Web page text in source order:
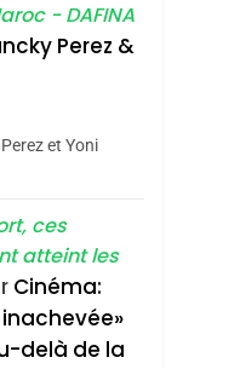
La
De
Pourrait
13 Pays
Latine
- DAFINA
Perez &
et Yoni
ces
atteint les
Cinéma:
inachevée»
delà de la